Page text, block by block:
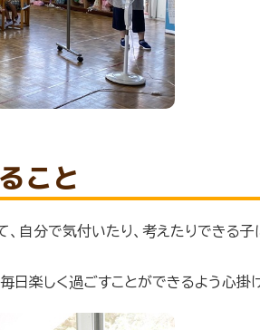
こと
、自分で気付いたり、考えたりできる
日楽しく過ごすことができるよう心掛